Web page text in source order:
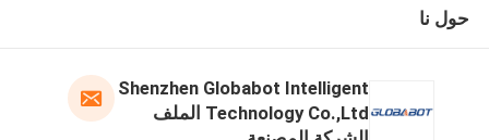
حول نا
Shenzhen Globabot Intelligent
Technology Co.,Ltd الملف